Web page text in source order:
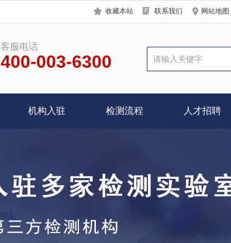
收藏本站 联系我们 网站地图
客服电话
400-003-6300
机构入驻 检测流程 人才招聘